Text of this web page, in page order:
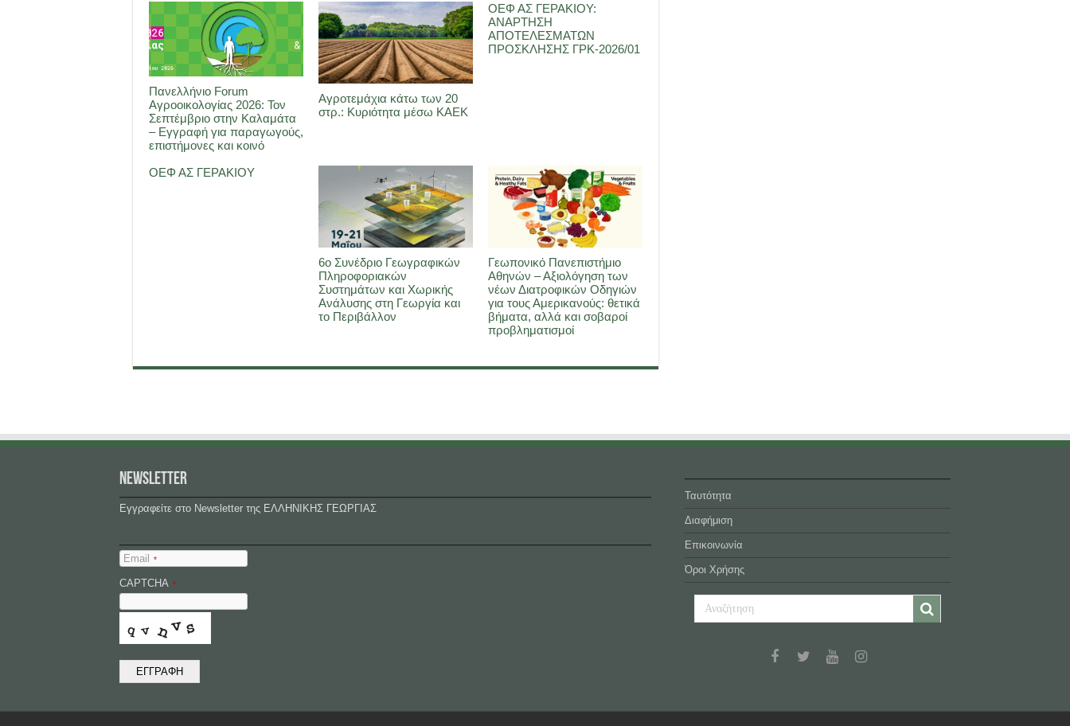
Πανελλήνιο Forum
Αγροοικολογίας 2026: Τον
Σεπτέμβριο στην Καλαμάτα
– Εγγραφή για παραγωγούς,
επιστήμονες και κοινό
Αγροτεμάχια κάτω των 20
στρ.: Κυριότητα μέσω ΚΑΕΚ
ΟΕΦ ΑΣ ΓΕΡΑΚΙΟΥ:
ΑΝΑΡΤΗΣΗ
ΑΠΟΤΕΛΕΣΜΑΤΩΝ
ΠΡΟΣΚΛΗΣΗΣ ΓΡΚ-2026/01
ΟΕΦ ΑΣ ΓΕΡΑΚΙΟΥ
6ο Συνέδριο Γεωγραφικών
Πληροφοριακών
Συστημάτων και Χωρικής
Ανάλυσης στη Γεωργία και
το Περιβάλλον
Γεωπονικό Πανεπιστήμιο
Αθηνών – Αξιολόγηση των
νέων Διατροφικών Οδηγιών
για τους Αμερικανούς: θετικά
βήματα, αλλά και σοβαροί
προβληματισμοί
NEWSLETTER
Εγγραφείτε στο Newsletter της ΕΛΛΗΝΙΚΗΣ ΓΕΩΡΓΙΑΣ
Email *
CAPTCHA *
ΕΓΓΡΑΦΗ
Ταυτότητα
Διαφήμιση
Επικοινωνία
Όροι Χρήσης